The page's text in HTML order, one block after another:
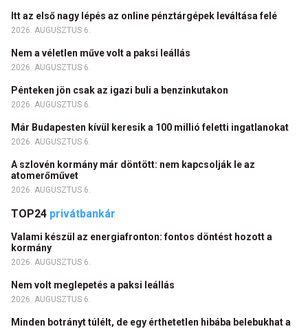
Itt az első nagy lépés az online pénztárgépek leváltása felé
2026. AUGUSZTUS 6.
Nem a véletlen műve volt a paksi leállás
2026. AUGUSZTUS 6.
Pénteken jön csak az igazi buli a benzinkutakon
2026. AUGUSZTUS 6.
Már Budapesten kívül keresik a 100 millió feletti ingatlanokat
2026. AUGUSZTUS 6.
A szlovén kormány már döntött: nem kapcsolják le az
atomerőművet
2026. AUGUSZTUS 6.
TOP24 privátbankár
Valami készül az energiafronton: fontos döntést hozott a
kormány
2026. AUGUSZTUS 6.
Nem volt meglepetés a paksi leállás
2026. AUGUSZTUS 6.
Minden botrányt túlélt, de egy érthetetlen hibába belebukhat a